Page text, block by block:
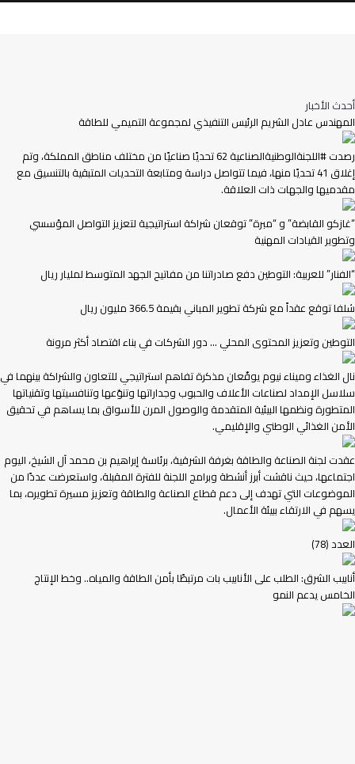
أحدث الأخبار
المهندس عادل الشريم الرئيس التنفيذي لمجموعة التميمي للطاقة
رصدت #اللجنةالوطنيةالصناعية 62 تحديًا صناعيًا من مختلف مناطق المملكة، وتم
إغلاق 41 تحديًا منها، فيما تتواصل دراسة ومتابعة التحديات المتبقية بالتنسيق مع
مقدميها والجهات ذات العلاقة.
“غازكو القابضة” و “مبرة” توقعان شراكة استراتيجية لتعزيز التواصل المؤسسي
وتطوير القيادات المهنية
“الفنار” للعربية: التوطين دفع صادراتنا من مفاتيح الجهد المتوسط لمليار ريال
شلفا توقع عقداً مع شركة تطوير المباني بقيمة 366.5 مليون ريال
التوطين وتعزيز المحتوى المحلي … دور الشركات في بناء اقتصاد أكثر مرونة
نال الغذاء وميناء نيوم يوقّعان مذكرة تفاهم استراتيجي للتعاون والشراكة بينهما في
سلاسل الإمداد لصناعات الأعلاف والحبوب وجداراتها وتنوّعها وتنافسيتها وتقنياتها
المتطورة ونظمها البيئية المتقدمة والوصول المرن للأسواق بما يساهم في تحقيق
الأمن الغذائي الوطني والإقليمي.
عقدت لجنة الصناعة والطاقة بغرفة الشرقية، برئاسة إبراهيم بن محمد آل الشيخ، اليوم
اجتماعها، حيث ناقشت أبرز أنشطة وبرامج اللجنة للفترة المقبلة، واستعرضت عددًا من
الموضوعات التي تهدف إلى دعم قطاع الصناعة والطاقة وتعزيز مسيرة تطويره، بما
يسهم في الارتقاء ببيئة الأعمال.
العدد (78)
أنابيب الشرق: الطلب على الأنابيب بات مرتبطًا بأمن الطاقة والمياه.. وخط الإنتاج
الخامس يدعم النمو